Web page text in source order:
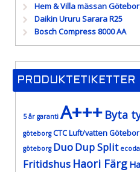
Hem & Villa mässan
Daikin Ururu Sarara R25
Bosch Compress 8000 AA
PRODUKTETIKETTER
5 år garanti A+++ Byta
göteborg CTC Luft/vatten
göteborg DuoDup Split
Fritidshus Haori Färg